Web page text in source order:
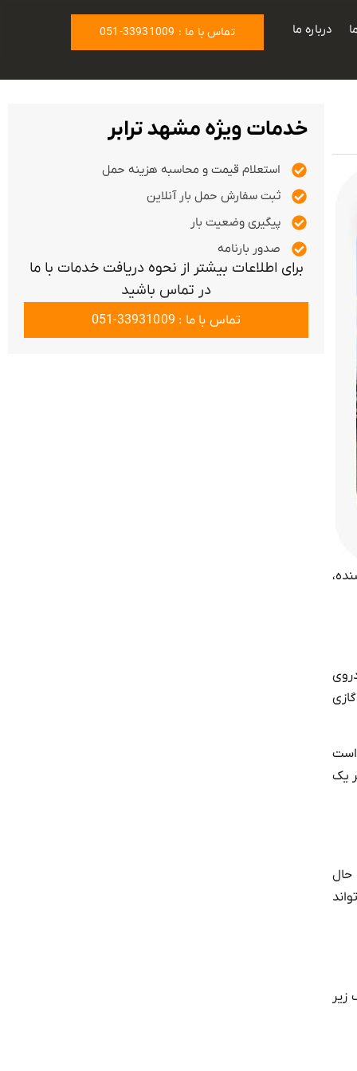
درباره ما تماس با ما : 33931009-051
است
هر یک
حال
زیر
خدمات ویژه مشهد ترابر
استعلام قیمت و محاسبه هزینه حمل
ثبت سفارش حمل بار آنلاین
پیگیری وضعیت بار
صدور بارنامه
برای اطلاعات بیشتر از نحوه دریافت خدمات با ما
در تماس باشید
تماس با ما : 33931009-051